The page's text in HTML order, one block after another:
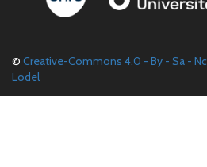
© Creative-Commons 4.0 - By - Sa - Nc
Lodel